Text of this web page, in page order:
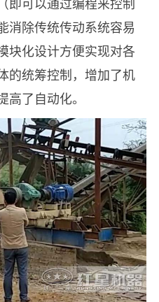
消除传统传动系统容易
块化设计方便实现对各
的统筹控制，增加了机
了自动化。